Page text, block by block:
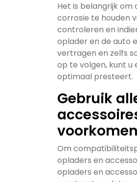
Het is belangrijk om
corrosie te houden
controleren en
oplader en de auto
vertragen en zelfs
op te volgen, kunt u
optimaal presteert.
Gebruik
Om
opladers en
opladers en